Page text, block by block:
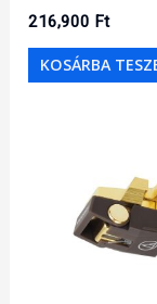
216,900 Ft
KOSÁRBA